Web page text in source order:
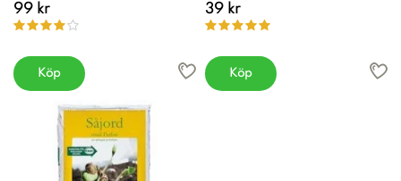
99 kr
Köp
39 kr
Köp